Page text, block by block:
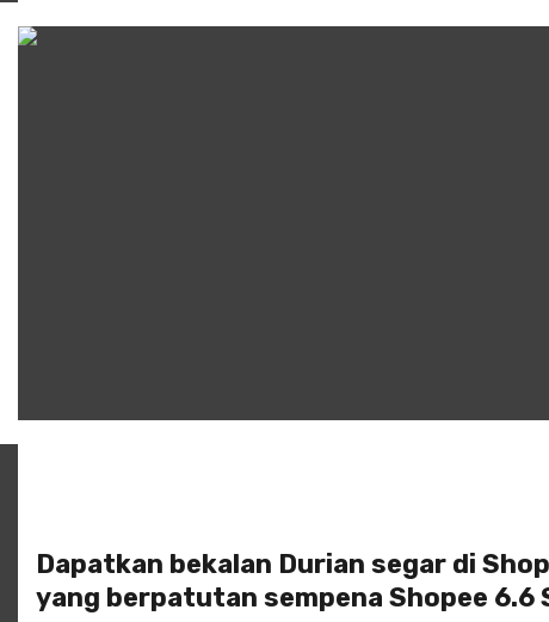
Dapatkan bekalan Durian segar di
yang berpatutan sempena Shopee 6.6